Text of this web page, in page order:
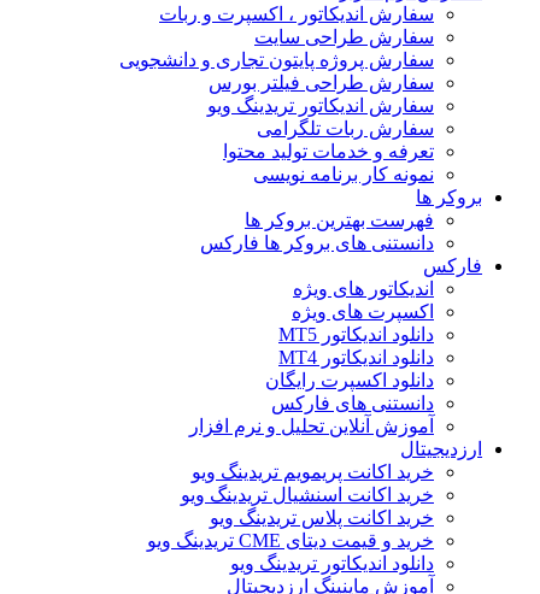
سفارش اندیکاتور ، اکسپرت و ربات
سفارش طراحی سایت
سفارش پروژه پایتون تجاری و دانشجویی
سفارش طراحی فیلتر بورس
سفارش اندیکاتور تریدینگ ویو
سفارش ربات تلگرامی
تعرفه و خدمات تولید محتوا
نمونه کار برنامه نویسی
بروکر ها
فهرست بهترین بروکر ها
دانستنی های بروکر ها فارکس
فارکس
اندیکاتور های ویژه
اکسپرت های ویژه
دانلود اندیکاتور MT5
دانلود اندیکاتور MT4
دانلود اکسپرت رایگان
دانستنی های فارکس
آموزش آنلاین تحلیل و نرم افزار
ارزدیجیتال
خرید اکانت پریمویم تریدینگ ویو
خرید اکانت اسنشیال تریدینگ ویو
خرید اکانت پلاس تریدینگ ویو
خرید و قیمت دیتای CME تریدینگ ویو
دانلود اندیکاتور تریدینگ ویو
آموزش ماینینگ ارزدیجیتال